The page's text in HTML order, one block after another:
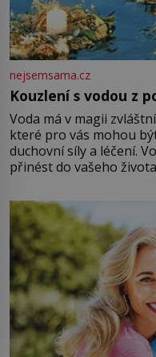
nejsemsama.cz
Kouzlení s vodou z
Voda má v magii
které pro vás mohou
duchovní síly a léčení.
přinést do vašeho
můžete obohatit své
větší harmonii a klid. Je